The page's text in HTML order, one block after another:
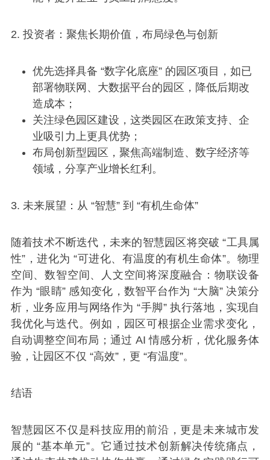
2. 投资者：聚焦长期价值，布局绿色与创新
优先选择具备 “数字化底座” 的园区项目，如已
部署物联网、大数据平台的园区，降低后期改
造成本；
关注绿色园区建设，这类园区在政策支持、企
业吸引力上更具优势；
布局创新型园区，聚焦高端制造、数字经济等
领域，分享产业增长红利。
3. 未来展望：从 “智慧” 到 “有机生命体”
随着技术不断迭代，未来的智慧园区将突破 “工具属
性”，进化为 “可进化、有温度的有机生命体”。物理
空间、数智空间、人文空间将深度融合：物联设备
作为 “眼睛” 感知变化，数智平台作为 “大脑” 决策分
析，业务应用与网络作为 “手脚” 执行落地，实现自
我优化与迭代。例如，园区可根据企业需求变化，
自动调整空间布局；通过 AI 情感分析，优化服务体
验，让园区不仅 “高效”，更 “有温度”。
结语
智慧园区不仅是科技应用的前沿，更是未来城市发
展的 “基本单元”。它通过技术创新解决传统痛点，